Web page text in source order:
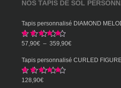
NOS TAPIS DE SOL
Tapis personnalisé DIAMOND
Note 5.00
sur 5
57,90€ – 359,90€Plage
Tapis personnalisé CURLED
Note
sur 5
128,90€